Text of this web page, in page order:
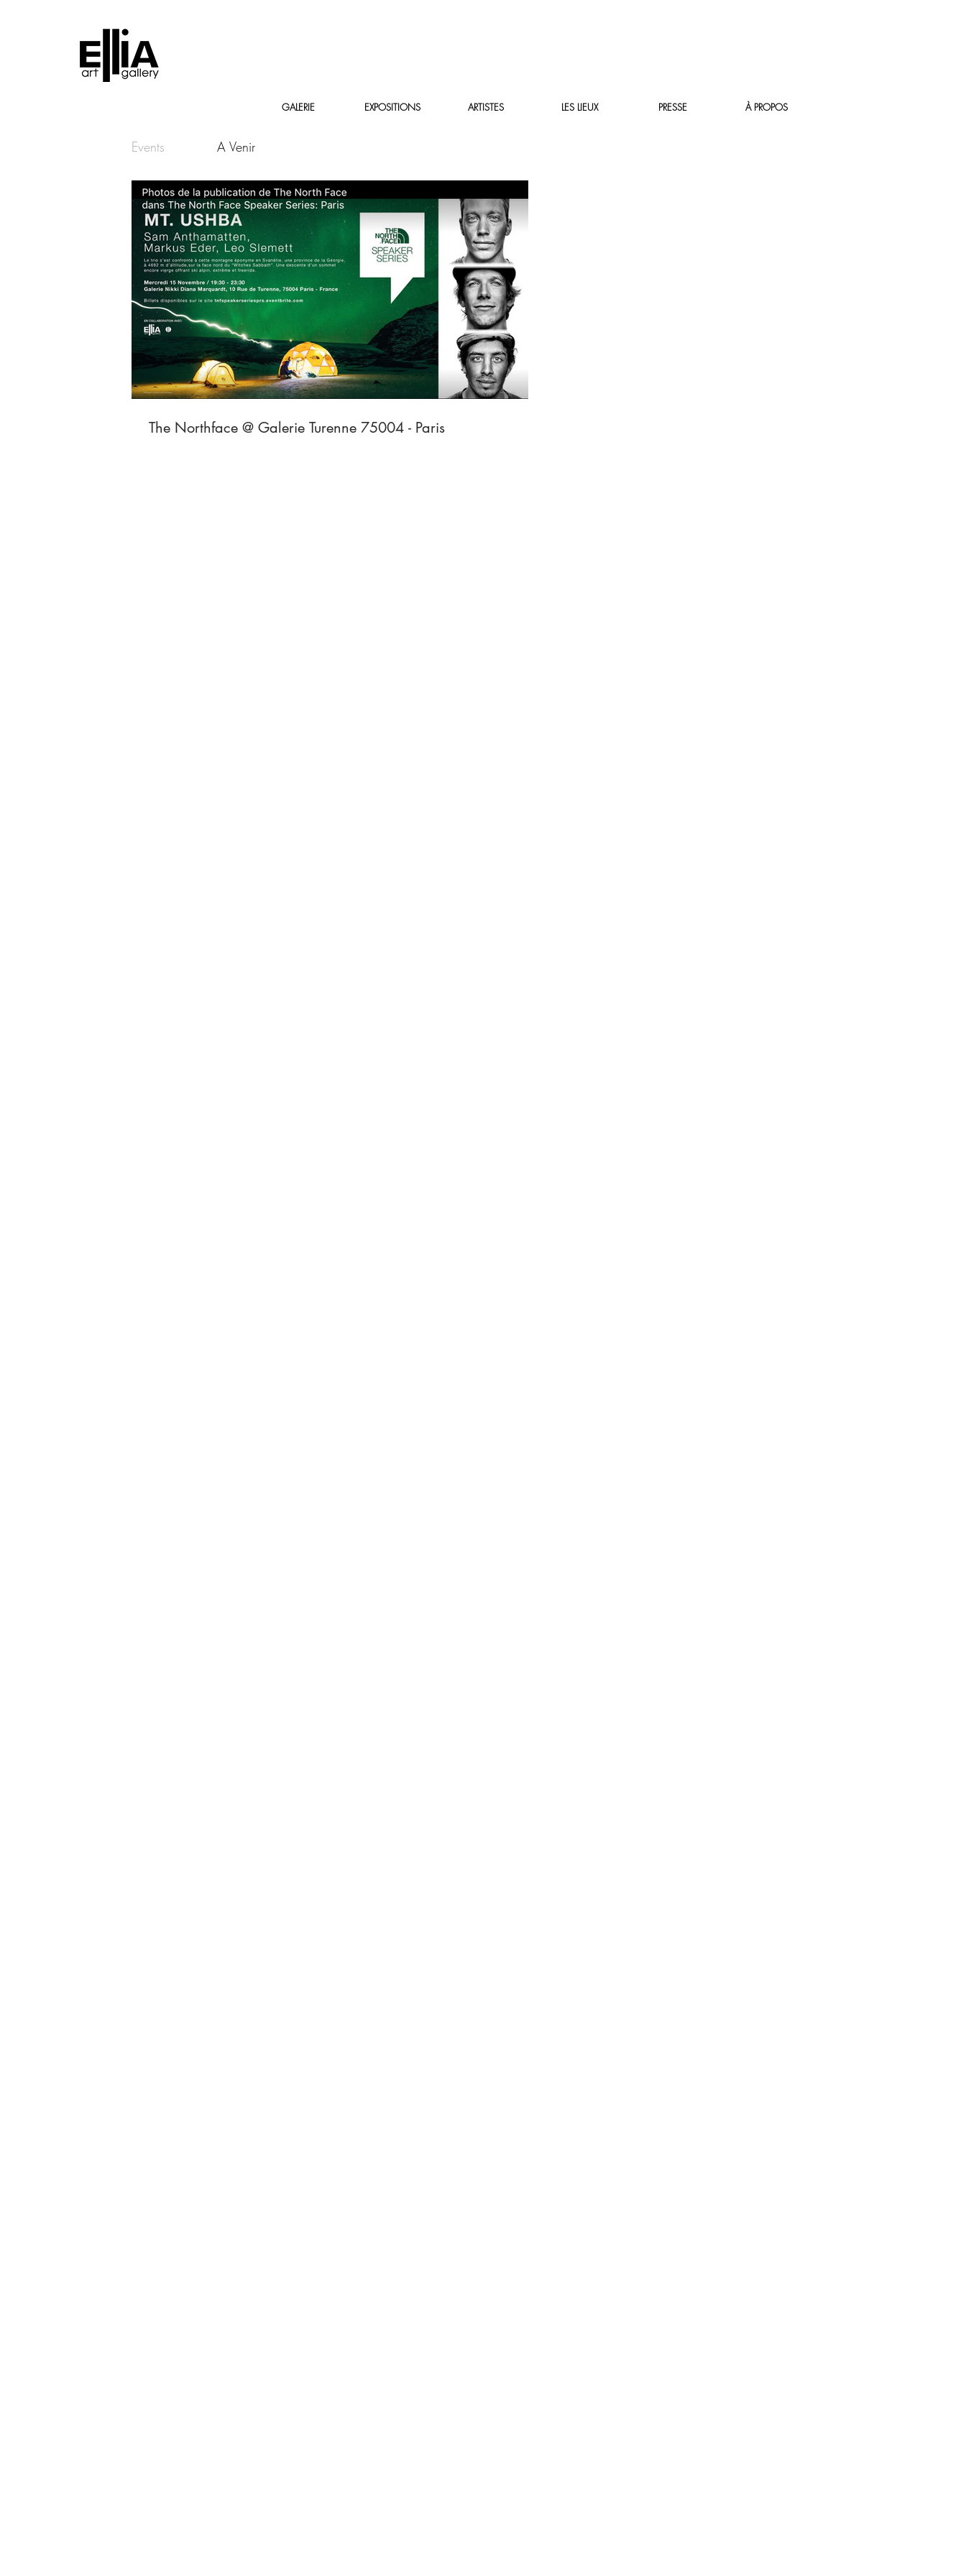
GALERIE EXPOSITIONS ARTISTES LES LIEUX PRESSE À PROPOS
Events A Venir
The Northface @ Galerie Turenne 75004 - Paris